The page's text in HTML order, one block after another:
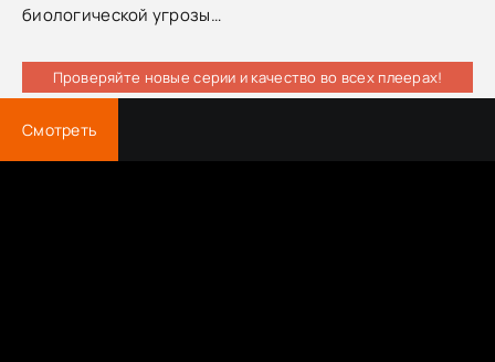
биологической угрозы…
Проверяйте новые серии и качество во всех плеерах!
Смотреть